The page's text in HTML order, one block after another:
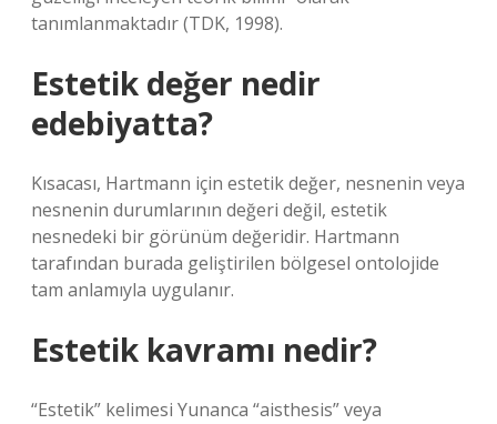
tanımlanmaktadır (TDK, 1998).
Estetik değer nedir
edebiyatta?
Kısacası, Hartmann için estetik değer, nesnenin veya
nesnenin durumlarının değeri değil, estetik
nesnedeki bir görünüm değeridir. Hartmann
tarafından burada geliştirilen bölgesel ontolojide
tam anlamıyla uygulanır.
Estetik kavramı nedir?
“Estetik” kelimesi Yunanca “aisthesis” veya